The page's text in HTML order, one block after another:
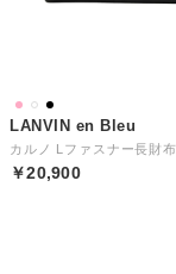
LANVIN en Bleu
￥20,900